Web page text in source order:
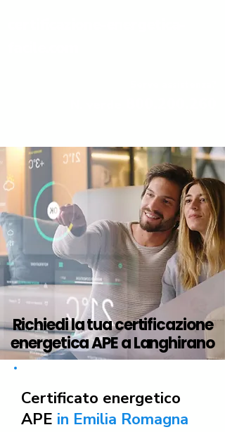
Richiedi la tua certificazione
energetica APE a Langhirano
Certificato energetico
APE in Emilia Romagna